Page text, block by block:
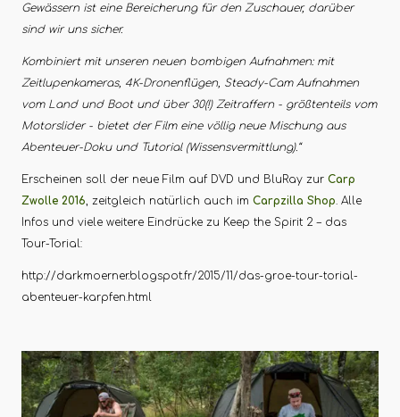
Gewässern ist eine Bereicherung für den Zuschauer, darüber
sind wir uns sicher.
Kombiniert mit unseren neuen bombigen Aufnahmen: mit
Zeitlupenkameras, 4K-Dronenflügen, Steady-Cam Aufnahmen
vom Land und Boot und über 30(!) Zeitraffern - größtenteils vom
Motorslider - bietet der Film eine völlig neue Mischung aus
Abenteuer-Doku und Tutorial (Wissensvermittlung).“
Erscheinen soll der neue Film auf DVD und BluRay zur Carp
Zwolle 2016, zeitgleich natürlich auch im Carpzilla Shop. Alle
Infos und viele weitere Eindrücke zu Keep the Spirit 2 – das
Tour-Torial:
http://darkmoerner.blogspot.fr/2015/11/das-groe-tour-torial-
abenteuer-karpfen.html